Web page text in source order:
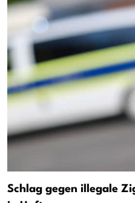
Schlag gegen illegale